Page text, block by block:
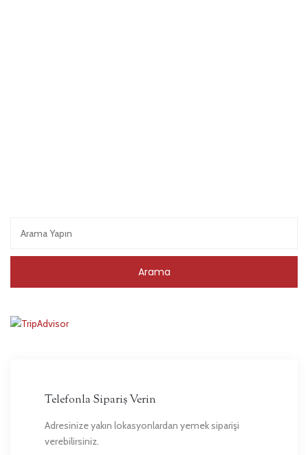
Telefonla Sipariş Verin
Adresinize yakın lokasyonlardan yemek siparişi
verebilirsiniz.